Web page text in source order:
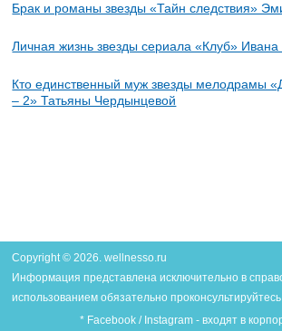
Брак и романы звезды «Тайн следствия»
Личная жизнь звезды сериала «Клуб»
Кто единственный муж звезды мелодрамы
– 2» Татьяны Чердынцевой
Copyright © 2026. wellnesso.ru
Информация представлена исключительно в
использованием обязательно
* Facebook / Instagram - входят в